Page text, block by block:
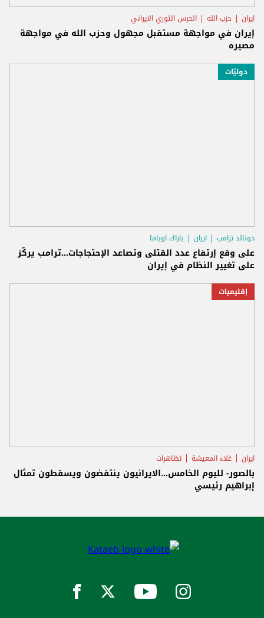
ايران حزب الله الحرس الثوري الايراني
إيران في مواجهة مستقبل مجهول وحزب الله في مواجهة
مصيره
دوليّات
دونالد ترامب ايران باراك اوباما
على وقع إرتفاع عدد القتلى وتصاعد الإحتجاجات...ترامب يركّز
على تغيير النظام في إيران
إقليميات
ايران غلاء المعيشة تظاهرات
بالصور- لليوم الخامس...الايرانيون ينتفضون ويسقطون تمثال
إبراهيم رئيسي